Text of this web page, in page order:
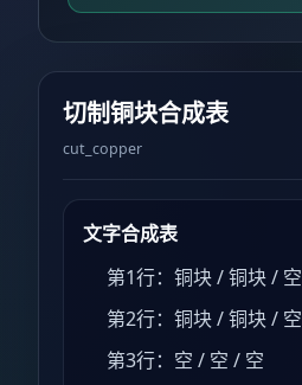
切制铜块合成表
cut_copper
文字合成表
第1行：铜块 / 铜块 / 空
第2行：铜块 / 铜块 / 空
第3行：空 / 空 / 空